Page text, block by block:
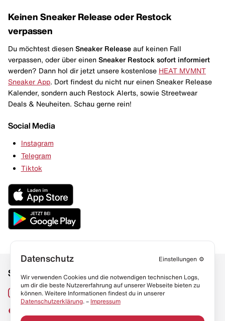
Keinen Sneaker Release oder Restock
verpassen
Du möchtest diesen Sneaker Release auf keinen Fall
verpassen, oder über einen Sneaker Restock sofort informiert
werden? Dann hol dir jetzt unsere kostenlose HEAT MVMNT
Sneaker App . Dort findest du nicht nur einen Sneaker Release
Kalender, sondern auch Restock Alerts, sowie Streetwear
Deals & Neuheiten. Schau gerne rein!
Social Media
Instagram
Telegram
Tiktok
Social Media
Instagram
Links
Sneaker Lexikon
Resell Guide
Datenschutz Einstellungen ⚙️
Wir verwenden Cookies und die notwendigen technischen Logs,
um dir die beste Nutzererfahrung auf unserer Webseite bieten zu
können. Weitere Informationen findest du in unserer
Datenschutzerklärung. – Impressum